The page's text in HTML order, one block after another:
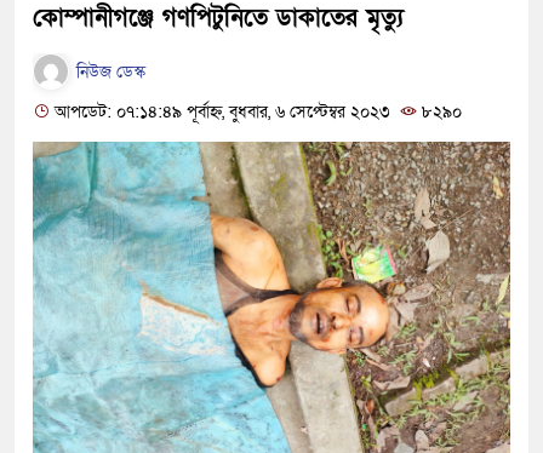
কোম্পানীগঞ্জে গণপিটুনিতে ডাকাতের মৃত্যু
নিউজ ডেস্ক
আপডেট: ০৭:১৪:৪৯ পূর্বাহ্ন, বুধবার, ৬ সেপ্টেম্বর ২০২৩
৮২৯০